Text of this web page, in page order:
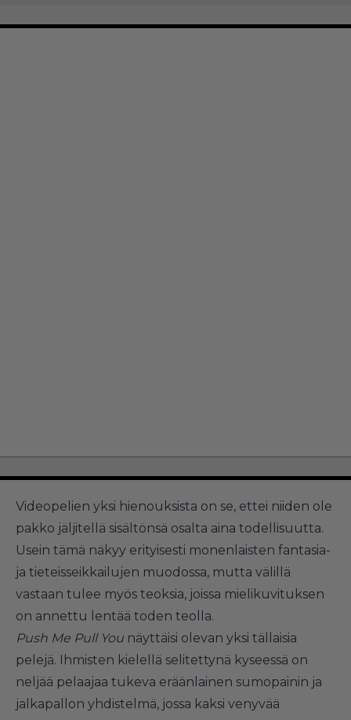
Videopelien yksi hienouksista on se, ettei niiden ole
pakko jäljitellä sisältönsä osalta aina todellisuutta.
Usein tämä näkyy erityisesti monenlaisten fantasia-
ja tieteisseikkailujen muodossa, mutta välillä
vastaan tulee myös teoksia, joissa mielikuvituksen
on annettu lentää toden teolla.
Push Me Pull You näyttäisi olevan yksi tällaisia
pelejä. Ihmisten kielellä selitettynä kyseessä on
neljää pelaajaa tukeva eräänlainen sumopainin ja
jalkapallon yhdistelmä, jossa kaksi venyvää